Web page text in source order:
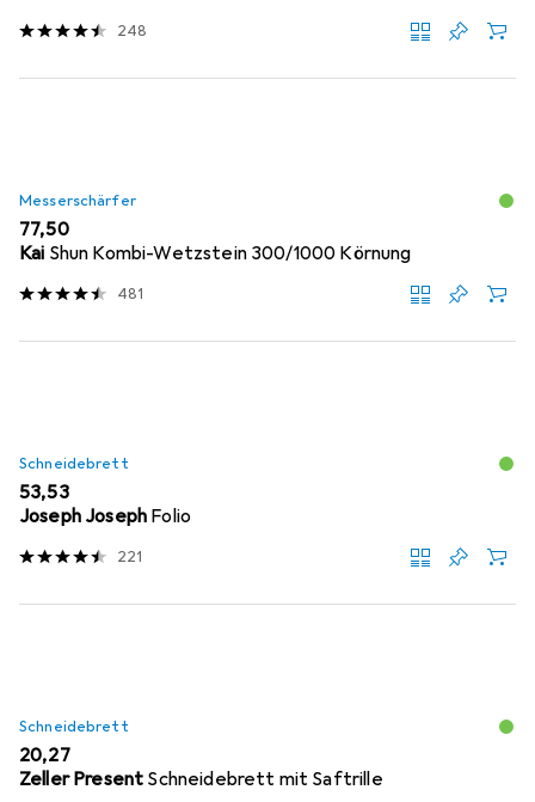
248
Messerschärfer
EUR
77,50
Kai Shun Kombi-Wetzstein 300/1000 Körnung
481
Schneidebrett
EUR
53,53
Joseph Joseph Folio
221
Schneidebrett
EUR
20,27
Zeller Present Schneidebrett mit Saftrille